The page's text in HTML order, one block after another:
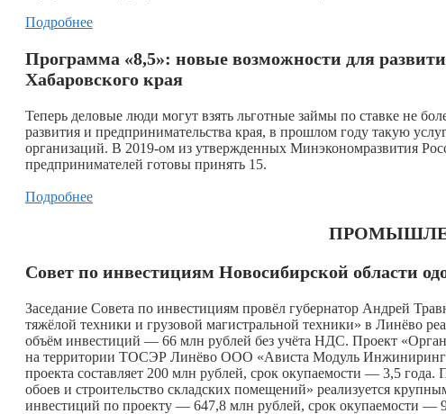
Подробнее
Программа «8,5»: новые возможности для
Хабаровского края
Теперь деловые люди могут взять льготные займы по ставке не
развития и предпринимательства края, в прошлом году такую
организаций. В 2019-ом из утвержденных Минэкономразвития
предпринимателей готовы принять 15.
Подробнее
Совет по инвестициям Новосибирской области
Заседание Совета по инвестициям провёл губернатор Андрей
тяжёлой техники и грузовой магистральной техники» в Линёво
объём инвестиций — 66 млн рублей без учёта НДС. Проект
на территории ТОСЭР Линёво ООО «Ависта Модуль
проекта составляет 200 млн рублей, срок окупаемости — 3,5
обоев и строительство складских помещений» реализуется
инвестиций по проекту — 647,8 млн рублей, срок окупаемости —